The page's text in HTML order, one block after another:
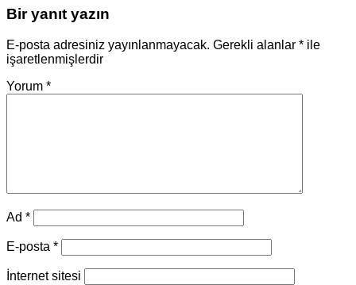
Bir yanıt yazın
E-posta adresiniz yayınlanmayacak. Gerekli alanlar * ile
işaretlenmişlerdir
Yorum *
Ad *
E-posta *
İnternet sitesi